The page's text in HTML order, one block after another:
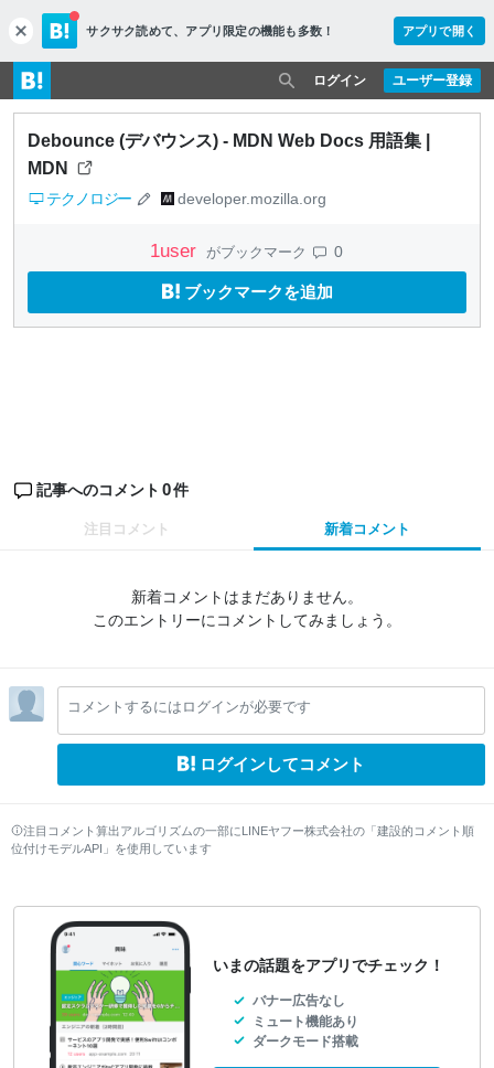
c
l
o
s
e
サクサク読めて、 アプリ限定の機能も多数！ アプリで開く
ユーザー登録
ログイン
Debounce (デバウンス) - MDN Web Docs 用語集 |
MDN
テクノロジー developer.mozilla.org
1user がブックマーク 0
ブックマークを追加
記事へのコメント 0件
注目コメント 新着コメント
新着コメントはまだありません。
このエントリーにコメントしてみましょう。
コメントするにはログインが必要です
ログインしてコメント
注目コメント算出アルゴリズムの一部にLINEヤフー株式会社の「建設的コメント順
位付けモデルAPI」を使用しています
いまの話題をアプリでチェック！
バナー広告なし
ミュート機能あり
ダークモード搭載